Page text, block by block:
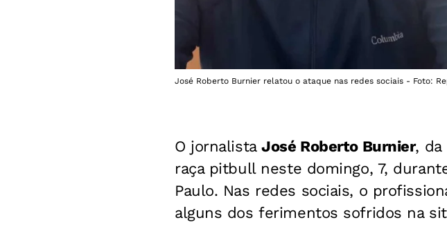
José Roberto Burnier relatou o ataque nas redes sociais - Foto:
O jornalistaJosé Roberto Burnier, da
raça pitbull neste domingo, 7,
Paulo. Nas redes sociais, o
alguns dos ferimentos sofridos na